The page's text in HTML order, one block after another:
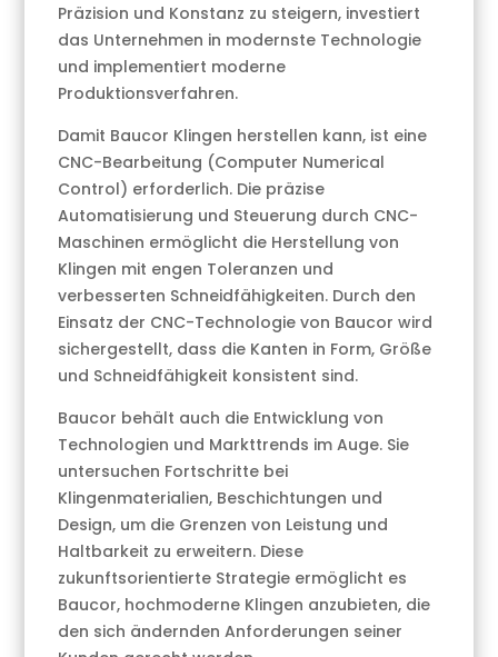
Präzision und Konstanz zu steigern, investiert
das Unternehmen in modernste Technologie
und implementiert moderne
Produktionsverfahren.
Damit Baucor Klingen herstellen kann, ist eine
CNC-Bearbeitung (Computer Numerical
Control) erforderlich. Die präzise
Automatisierung und Steuerung durch CNC-
Maschinen ermöglicht die Herstellung von
Klingen mit engen Toleranzen und
verbesserten Schneidfähigkeiten. Durch den
Einsatz der CNC-Technologie von Baucor wird
sichergestellt, dass die Kanten in Form, Größe
und Schneidfähigkeit konsistent sind.
Baucor behält auch die Entwicklung von
Technologien und Markttrends im Auge. Sie
untersuchen Fortschritte bei
Klingenmaterialien, Beschichtungen und
Design, um die Grenzen von Leistung und
Haltbarkeit zu erweitern. Diese
zukunftsorientierte Strategie ermöglicht es
Baucor, hochmoderne Klingen anzubieten, die
den sich ändernden Anforderungen seiner